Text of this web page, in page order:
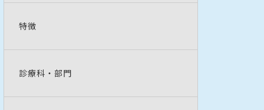
特徴
診療科・部門